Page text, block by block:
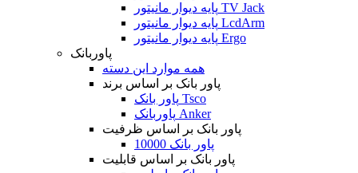
پایه دیوار مانیتور TV Jack
پایه دیوار مانیتور LcdArm
پایه دیوار مانیتور Ergo
پاوربانک
همه موارد این دسته
پاور بانک بر اساس برند
پاور بانک Tsco
پاوربانک Anker
پاور بانک بر اساس ظرفیت
پاور بانک 10000
پاور بانک بر اساس قابلیت